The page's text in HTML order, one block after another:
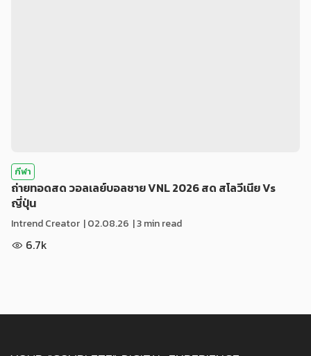
กีฬา
ถ่ายทอดสด วอลเลย์บอลชาย VNL 2026 สด สโลวีเนีย Vs
ญี่ปุ่น
Intrend Creator |02.08.26 | 3 min read
6.7k